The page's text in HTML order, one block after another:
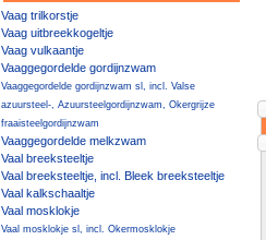
Vaag trilkorstje
Vaag uitbreekkogeltje
Vaag vulkaantje
Vaaggegordelde gordijnzwam
Vaaggegordelde gordijnzwam sl, incl. Valse
azuursteel-, Azuursteelgordijnzwam, Okergrijze
fraaisteelgordijnzwam
Vaaggegordelde melkzwam
Vaal breeksteeltje
Vaal breeksteeltje, incl. Bleek breeksteeltje
Vaal kalkschaaltje
Vaal mosklokje
Vaal mosklokje sl, incl. Okermosklokje